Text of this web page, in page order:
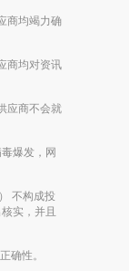
商均竭力确
商均对资讯
应商不会就
爆发，网
不构成投
实，并且
确性。